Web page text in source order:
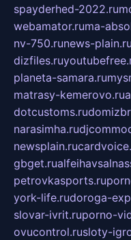
spayderhed-2022.ru
webamator.ruma-
nv-750.runews-plain.ru
dizfiles.ru
planeta-samara.ru
matrasy-kemerovo.ru
dotcustoms.ru
narasimha.ru
newsplain.ru
gbget.ru
petrovkasports.ru
york-life.rudoroga-
slovar-ivrit.ruporno-
ovucontrol.rusloty-